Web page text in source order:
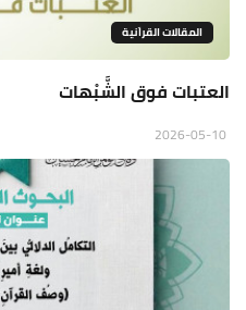
المقالات القراَنية
العتبات فوق الشَّبْهات